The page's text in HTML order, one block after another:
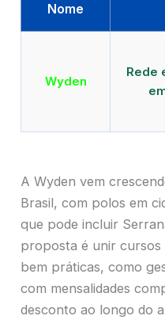
Nome
Wyden
Rede
A Wyden vem
Brasil, com polos em
que pode incluir
proposta é unir cursos
bem práticas, como
com mensalidades
desconto ao longo do